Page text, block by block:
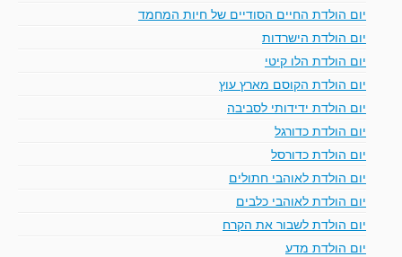
יום הולדת החיים הסודיים של חיות המחמד
יום הולדת הישרדות
יום הולדת הלו קיטי
יום הולדת הקוסם מארץ עוץ
יום הולדת ידידותי לסביבה
יום הולדת כדורגל
יום הולדת כדורסל
יום הולדת לאוהבי חתולים
יום הולדת לאוהבי כלבים
יום הולדת לשבור את הקרח
יום הולדת מדע